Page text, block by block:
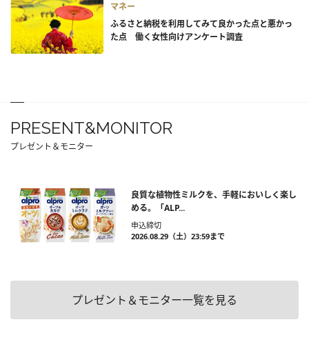
マネー
ふるさと納税を利用してみて良かった点と悪かっ
た点 働く女性向けアンケート調査
PRESENT&MONITOR
プレゼント＆モニター
良質な植物性ミルクを、手軽においしく楽し
める。「ALP...
申込締切
2026.08.29（土）23:59まで
プレゼント＆モニター一覧を見る